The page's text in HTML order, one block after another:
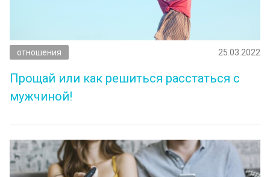
отношения 25.03.2022
Прощай или как решиться расстаться с
мужчиной!